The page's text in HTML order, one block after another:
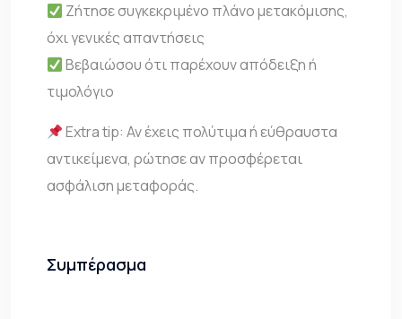
Ζήτησε συγκεκριμένο πλάνο μετακόμισης,
όχι γενικές απαντήσεις
Βεβαιώσου ότι παρέχουν απόδειξη ή
τιμολόγιο
Extra tip: Αν έχεις πολύτιμα ή εύθραυστα
αντικείμενα, ρώτησε αν προσφέρεται
ασφάλιση μεταφοράς.
Συμπέρασμα